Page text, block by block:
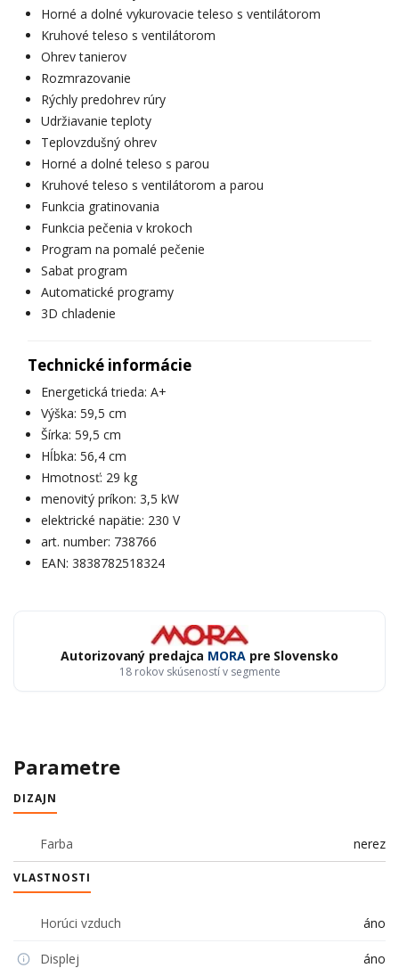
Horné a dolné vykurovacie teleso s ventilátorom
Kruhové teleso s ventilátorom
Ohrev tanierov
Rozmrazovanie
Rýchly predohrev rúry
Udržiavanie teploty
Teplovzdušný ohrev
Horné a dolné teleso s parou
Kruhové teleso s ventilátorom a parou
Funkcia gratinovania
Funkcia pečenia v krokoch
Program na pomalé pečenie
Sabat program
Automatické programy
3D chladenie
Technické informácie
Energetická trieda: A+
Výška: 59,5 cm
Šírka: 59,5 cm
Hĺbka: 56,4 cm
Hmotnosť: 29 kg
menovitý príkon: 3,5 kW
elektrické napätie: 230 V
art. number: 738766
EAN: 3838782518324
Autorizovaný predajca MORApre Slovensko
18 rokov skúseností v segmente
Parametre
DIZAJN
Farba nerez
VLASTNOSTI
Horúci vzduch áno
Displej áno